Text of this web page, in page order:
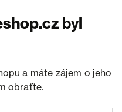
byl
a máte zájem o jeho
obraťte.